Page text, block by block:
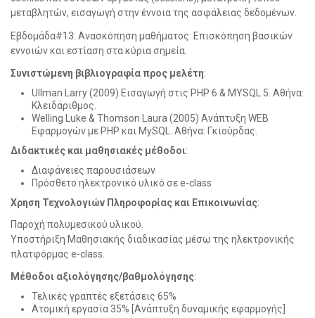
μεταβλητών, εισαγωγή στην έννοια της ασφάλειας δεδομένων.
Εβδομάδα#13: Ανασκόπηση μαθήματος: Επισκόπηση βασικών
εννοιών και εστίαση στα κύρια σημεία.
Συνιστώμενη βιβλιογραφία προς μελέτη:
Ullman Larry (2009) Εισαγωγή στις PHP 6 & MYSQL 5. Αθήνα:
Κλειδάριθμος.
Welling Luke & Thomson Laura (2005) Ανάπτυξη WEB
Εφαρμογών με PHP και MySQL. Αθήνα: Γκιούρδας.
Διδακτικές και μαθησιακές μέθοδοι:
Διαφάνειες παρουσιάσεων
Πρόσθετο ηλεκτρονικό υλικό σε e-class
Χρηση Τεχνολογιών Πληροφορίας και Επικοινωνίας:
Παροχή πολυμεσικού υλικού.
Υποστήριξη Μαθησιακής διαδικασίας μέσω της ηλεκτρονικής
πλατφόρμας e-class.
Μέθοδοι αξιολόγησης/βαθμολόγησης:
Τελικές γραπτές εξετάσεις 65%
Ατομική εργασία 35% [Ανάπτυξη δυναμικής εφαρμογής]